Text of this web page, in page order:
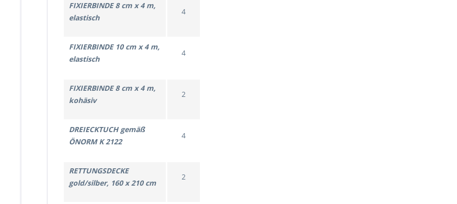
FIXIERBINDE 8 cm x 4 m,
elastisch
4
FIXIERBINDE 10 cm x 4 m,
elastisch
4
FIXIERBINDE 8 cm x 4 m,
kohäsiv
2
DREIECKTUCH gemäß
ÖNORM K 2122
4
RETTUNGSDECKE
gold/silber, 160 x 210 cm
2